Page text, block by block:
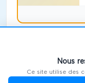
Nous
Ce site utilise des